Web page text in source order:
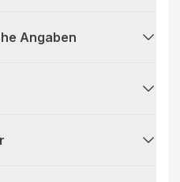
Angaben